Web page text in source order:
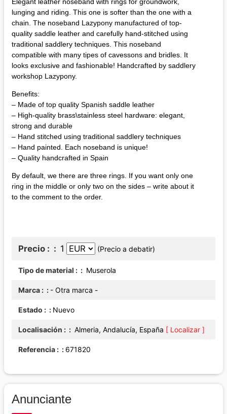
lunging and riding. This one is softer than the one with a
chain. The noseband Lazypony manufactured of top-
quality saddle leather and carefully hand-stitched using
traditional saddlery techniques. This noseband
compatible with many tipes of cavessons and bridles. It
looks exclusive and fashionable! Handcrafted by saddlery
workshop Lazypony.
Benefits:
– Made of top quality Spanish saddle leather
– High-quality brass\stainless steel hardware: elegant,
strong and durable
– Hand stitched using traditional saddlery techniques
– Hand painted. Each noseband is unique!
– Quality handcrafted in Spain
By default, we there are three rings. If you want only one
ring in the middle or only two on the sides – write about it
to the comment to the order.
Precio : 1 (Precio a debatir)
Tipo de material : Muserola
Marca : - Otra marca -
Estado : Nuevo
Localisación : Almeria, Andalucía, España [ Localizar ]
Referencia : 671820
Anunciante